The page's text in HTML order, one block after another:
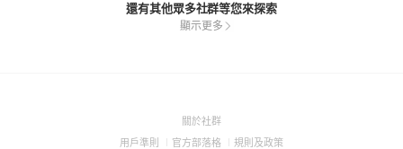
還有其他眾多社群等您來探索
顯示更多
關於社群(Open
用戶準則 (Open
官方部落格 (Open
規則及政策(Open